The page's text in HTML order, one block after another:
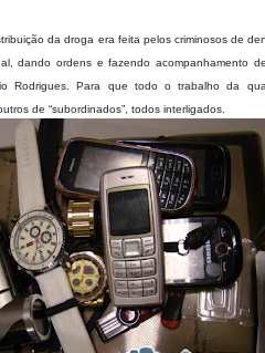
da droga era feita pelos criminosos de
dando ordens e fazendo acompanhamento
Rodrigues. Para que todo o trabalho da
de “subordinados”, todos interligados.